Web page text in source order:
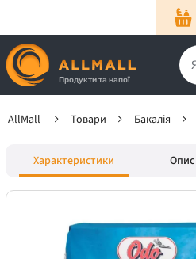
Продукти та напої
AllMall Товари Бакалія
Характеристики Опис